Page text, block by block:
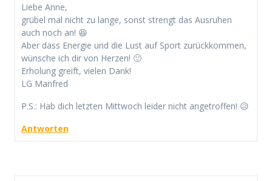
Liebe Anne,
grübel mal nicht zu lange, sonst strengt das Ausruhen
auch noch an! 😆
Aber dass Energie und die Lust auf Sport zurückkommen,
wünsche ich dir von Herzen! 🙂
Erholung greift, vielen Dank!
LG Manfred
P.S.: Hab dich letzten Mittwoch leider nicht angetroffen! 😥
Antworten